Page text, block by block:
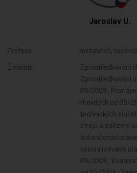
Jaroslav U.
Profese: instalatéři,
Živnosti:
Zprostředkování
Zprostředkování
09/2009 ,
movitých od 09/
technických
strojů a zařízení
dokončovací
specializované
09/2009 ,